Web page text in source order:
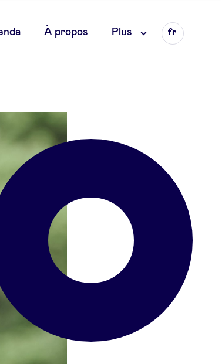
À propos Plus Language
fr